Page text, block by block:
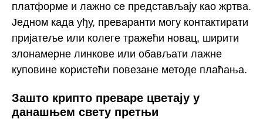
платформе и лажно се представљају као жртва.
Једном када уђу, преваранти могу контактирати
пријатеље или колеге тражећи новац, ширити
злонамерне линкове или обављати лажне
куповине користећи повезане методе плаћања.
Зашто крипто преваре цветају у
данашњем свету претњи